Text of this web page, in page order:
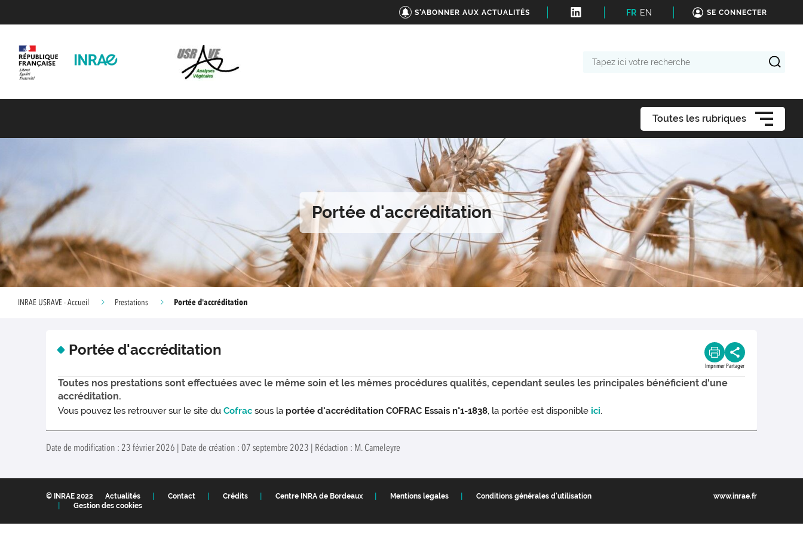
S'ABONNER AUX ACTUALITÉS FR EN SE CONNECTER
Toutes les rubriques
Portée d'accréditation
INRAE USRAVE - Accueil Prestations Portée d'accréditation
Portée d'accréditation
Imprimer Partager
Toutes nos prestations sont effectuées avec le même soin et les mêmes procédures qualités, cependant seules les principales bénéficient d'une
accréditation.
Vous pouvez les retrouver sur le site duCofrac sous la portée d'accréditation COFRAC Essais n°1-1838, la portée est disponible ici.
Date de modification : 23 février 2026 | Date de création : 07 septembre 2023 | Rédaction : M. Cameleyre
© INRAE 2022 Actualités Contact Crédits Centre INRA de Bordeaux Mentions legales
Conditions générales d'utilisation
Gestion des cookies
www.inrae.fr